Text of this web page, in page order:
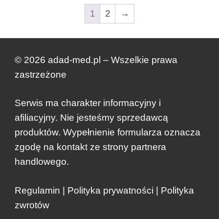
1 2 →
© 2026 adad-med.pl – Wszelkie prawa
zastrzeżone
Serwis ma charakter informacyjny i
afiliacyjny. Nie jesteśmy sprzedawcą
produktów. Wypełnienie formularza oznacza
zgodę na kontakt ze strony partnera
handlowego.
Regulamin | Polityka prywatności | Polityka
zwrotów